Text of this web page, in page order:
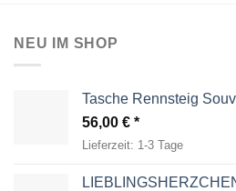
NEU IM SHOP
Tasche Rennsteig
56,00 €
Lieferzeit: 1-3 Tage